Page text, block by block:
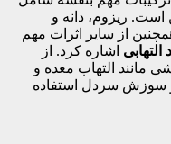
است. ریزوم، دانه و
از سایر اثرات مهم
اشاره کرد. از
مانند التهاب معده و
سوزش سردل استفاده